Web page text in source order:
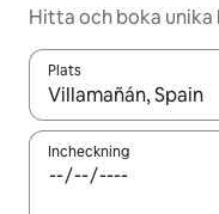
Hitta och boka
Plats
När resultaten är
Incheckning